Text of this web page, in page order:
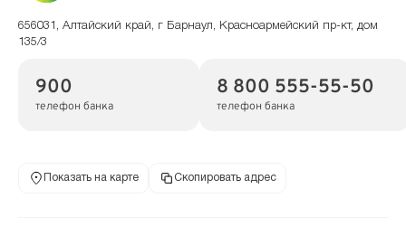
656031, Алтайский край, г Барнаул, Красноармейский пр-кт, дом
135/3
900
телефон банка
8 800 555-55-50
телефон банка
Показать на карте Скопировать адрес